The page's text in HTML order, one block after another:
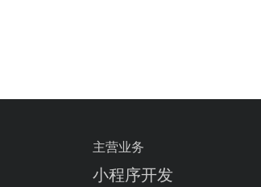
主营业务
小程序开发